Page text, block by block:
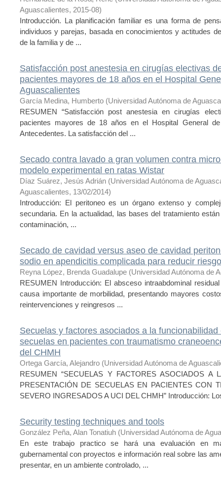
Aguascalientes, 2015-08)
Introducción. La planificación familiar es una forma de
individuos y parejas, basada en conocimientos y actitudes
de la familia y de ...
Satisfacción post anestesia en cirugías electivas
pacientes mayores de 18 años en el Hospital
Aguascalientes
García Medina, Humberto (Universidad Autónoma de
RESUMEN “Satisfacción post anestesia en cirugías
pacientes mayores de 18 años en el Hospital General
Antecedentes. La satisfacción del ...
Secado contra lavado a gran volumen contra
modelo experimental en ratas Wistar
Díaz Suárez, Jesús Adrián (Universidad Autónoma de
Aguascalientes, 13/02/2014)
Introducción: El peritoneo es un órgano extenso y
secundaria. En la actualidad, las bases del tratamiento
contaminación, ...
Secado de cavidad versus aseo de cavidad
sodio en apendicitis complicada para reducir
Reyna López, Brenda Guadalupe (Universidad Autónoma de
RESUMEN Introducción: El absceso intraabdominal
causa importante de morbilidad, presentando mayores
reintervenciones y reingresos ...
Secuelas y factores asociados a la
secuelas en pacientes con traumatismo
del CHMH
Ortega García, Alejandro (Universidad Autónoma de
RESUMEN “SECUELAS Y FACTORES ASOCIADOS A
PRESENTACIÓN DE SECUELAS EN PACIENTES CON
SEVERO INGRESADOS A UCI DEL CHMH” Introducción:
Security testing techniques and tools
González Peña, Alan Tonatiuh (Universidad Autónoma de
En este trabajo practico se hará una evaluación en
gubernamental con proyectos e información real sobre las
presentar, en un ambiente controlado, ...